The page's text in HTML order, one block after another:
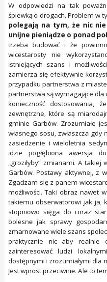
W odpowiedzi na tak
śpiewką o drogach. Problem w
polegają na tym, że nic
unijne pieniądze o ponad
trzeba budować i że
wicestarosty nie
istniejących szans i
zamierza się efektywnie
przypadku partnerstwa z
partnerstwa są wymagające dla
konieczność dostosowania,
zewnętrzne, które są
gminie Garbów. Zrozumiałe
własnego sosu, zwłaszcza gdy
zasiedzenie i wieloletnia
idzie pogłębiona awersja
„groziłyby” zmianami. A takiej
Garbów. Postawy aktywnej, z
Zgadzam się z panem
możliwości. Taki obraz nawet
takiemu obserwatorowi jak ja,
stopniowo sięga do coraz
bolesne jak sprawy
zmarnowane wiele szans
praktycznie nic aby realnie
zainteresować ludzi
dostępnymi i zrozumiałymi dla
Jest wprost przeciwnie. Ale to